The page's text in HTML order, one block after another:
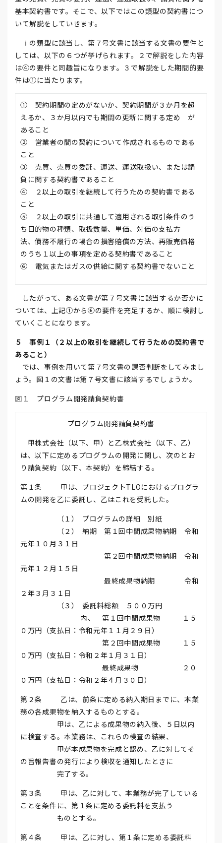
基本契約書です。そこで、以下ではこの類型の契約書につ
いて解説をしていきます。
ⅰの類型に該当し、第７号文書に該当する文書の要件と
しては、以下の６つが挙げられます。２で解説をした内容
は④の要件と同趣旨になります。３で解説をした期間的要
件は①に当たります。
① 契約期間の定めがないか、契約期間が３か月を超
えるか、３か月以内でも期間の更新に関する定め が
あること
② 営業者の間の契約について作成されるものである
こと
③ 売買、売買の委託、運送、運送取扱い、または請
負に関する契約書であること
④ ２以上の取引を継続して行うための契約書である
こと
⑤ ２以上の取引に共通して適用される取引条件のう
ち目的物の種類、取扱数量、単価、対価の支払方
法、債務不履行の場合の損害賠償の方法、再販売価格
のうち１以上の事項を定める契約書であること
⑥ 電気またはガスの供給に関する契約書でないこと
したがって、ある文書が第７号文書に該当するか否かに
ついては、上記①から⑥の要件を充足するか、順に検討し
ていくことになります。
５ 事例１（２以上の取引を継続して行うための契約書で
あること）
では、事例を用いて第７号文書の課否判断をしてみまし
ょう。図１の文書は第７号文書に該当するでしょうか。
図１ プログラム開発請負契約書
プログラム開発請負契約書
甲株式会社（以下、甲）と乙株式会社（以下、乙）
は、以下に定めるプログラムの開発に関し、次のとお
り請負契約（以下、本契約）を締結する。
第１条 甲は、プロジェクトTLOにおけるプログラ
ムの開発を乙に委託し、乙はこれを受託した。
（１） プログラムの詳細 別紙
（２） 納期 第１回中間成果物納期 令和
元年１０月３１日
第２回中間成果物納期 令和
元年１２月１５日
最終成果物納期 令和
２年３月３１日
（３） 委託料総額 ５００万円
内、 第１回中間成果物 １５
０万円（支払日：令和元年１１月２９日）
第２回中間成果物 １５
０万円（支払日：令和２年１月３１日）
最終成果物 ２０
０万円（支払日：令和２年４月３０日）
第２条 乙は、前条に定める納入期日までに、本業
務の各成果物を納入するものとする。
甲は、乙による成果物の納入後、５日以内
に検査する。本業務は、これらの検査の結果、
甲が本成果物を完成と認め、乙に対してそ
の旨報告書の発行により検収を通知したときに
完了する。
第３条 甲は、乙に対して、本業務が完了している
ことを条件に、第１条に定める委託料を支払う
ものとする。
第４条 甲は、乙に対し、第１条に定める委託料